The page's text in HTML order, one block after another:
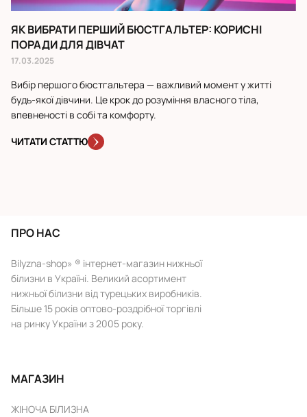
ЯК ВИБРАТИ ПЕРШИЙ БЮСТГАЛЬТЕР: КОРИСНІ
ПОРАДИ ДЛЯ ДІВЧАТ
17.03.2025
Вибір першого бюстгальтера — важливий момент у житті
будь-якої дівчини. Це крок до розуміння власного тіла,
впевненості в собі та комфорту.
ЧИТАТИ СТАТТЮ
ПРО НАС
Bilyzna-shop» ® інтернет-магазин нижньої
білизни в Україні. Великий асортимент
нижньої білизни від турецьких виробників.
Більше 15 років оптово-роздрібної торгівлі
на ринку України з 2005 року.
МАГАЗИН
ЖІНОЧА БІЛИЗНА